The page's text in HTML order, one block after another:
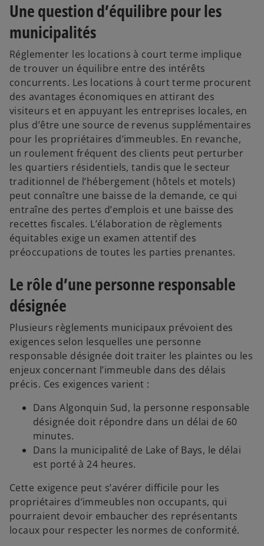
Une question d’équilibre pour les
municipalités
Réglementer les locations à court terme implique
de trouver un équilibre entre des intérêts
concurrents. Les locations à court terme procurent
des avantages économiques en attirant des
visiteurs et en appuyant les entreprises locales, en
plus d’être une source de revenus supplémentaires
pour les propriétaires d’immeubles. En revanche,
un roulement fréquent des clients peut perturber
les quartiers résidentiels, tandis que le secteur
traditionnel de l’hébergement (hôtels et motels)
peut connaître une baisse de la demande, ce qui
entraîne des pertes d’emplois et une baisse des
recettes fiscales. L’élaboration de règlements
équitables exige un examen attentif des
préoccupations de toutes les parties prenantes.
Le rôle d’une personne responsable
désignée
Plusieurs règlements municipaux prévoient des
exigences selon lesquelles une personne
responsable désignée doit traiter les plaintes ou les
enjeux concernant l’immeuble dans des délais
précis. Ces exigences varient :
Dans Algonquin Sud, la personne responsable
désignée doit répondre dans un délai de 60
minutes.
Dans la municipalité de Lake of Bays, le délai
est porté à 24 heures.
Cette exigence peut s’avérer difficile pour les
propriétaires d’immeubles non occupants, qui
pourraient devoir embaucher des représentants
locaux pour respecter les normes de conformité.